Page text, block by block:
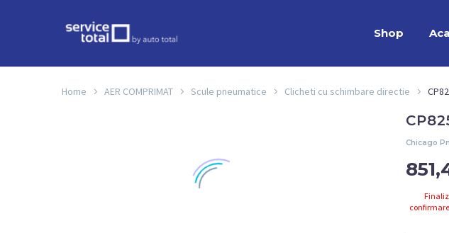
Shop
Home AER COMPRIMAT Scule pneumatice Clicheti cu schimbare directie
Chicago